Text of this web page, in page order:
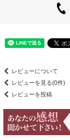
レビューについて
レビューを見る(0件)
レビューを投稿